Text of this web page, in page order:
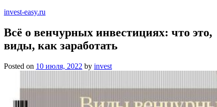
invest-easy.ru
Всё о венчурных инвестициях: что это,
виды, как заработать
Posted on 10 июля, 2022 by invest